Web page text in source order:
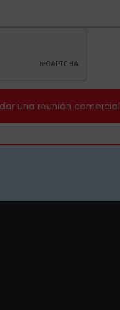
una reunión comercial